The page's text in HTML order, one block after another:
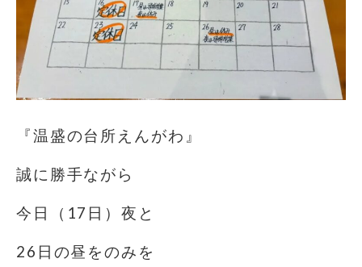
『温盛の台所えんがわ』
誠に勝手ながら
今日（17日）夜と
26日の昼をのみを